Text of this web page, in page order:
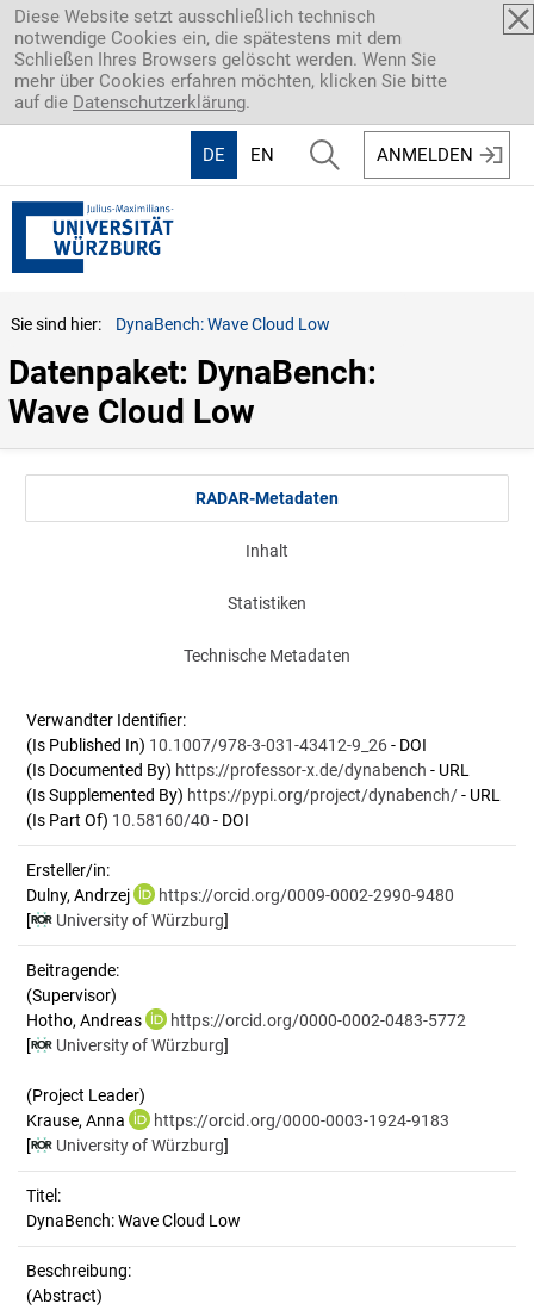
Direkt zum Inhalt
Diese Website setzt ausschließlich technisch
notwendige Cookies ein, die spätestens mit dem
Schließen Ihres Browsers gelöscht werden. Wenn Sie
mehr über Cookies erfahren möchten, klicken Sie bitte
auf die Datenschutzerklärung.
DE EN ANMELDEN
Sie sind hier: DynaBench: Wave Cloud Low
Datenpaket: DynaBench:
Wave Cloud Low
RADAR-Metadaten
Inhalt
Statistiken
Technische Metadaten
Verwandter Identifier:
(Is Published In) 10.1007/978-3-031-43412-9_26- DOI
(Is Documented By) https://professor-x.de/dynabench - URL
(Is Supplemented By) https://pypi.org/project/dynabench/- URL
(Is Part Of) 10.58160/40 - DOI
Ersteller/in:
Dulny, Andrzej
https://orcid.org/0009-0002-2990-9480
[
University of Würzburg]
Beitragende:
(Supervisor)
Hotho, Andreas
https://orcid.org/0000-0002-0483-5772
[
University of Würzburg]
(Project Leader)
Krause, Anna
https://orcid.org/0000-0003-1924-9183
[
University of Würzburg]
Titel:
DynaBench: Wave Cloud Low
Beschreibung:
(Abstract)